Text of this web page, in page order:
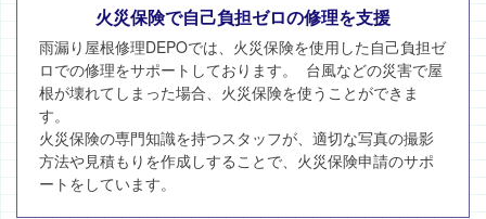
火災保険で自己負担ゼロの修理を支援
雨漏り屋根修理DEPOでは、火災保険を使用した自己負担ゼ
ロでの修理をサポートしております。 台風などの災害で屋
根が壊れてしまった場合、火災保険を使うことができま
す。
火災保険の専門知識を持つスタッフが、適切な写真の撮影
方法や見積もりを作成しすることで、火災保険申請のサポ
ートをしています。